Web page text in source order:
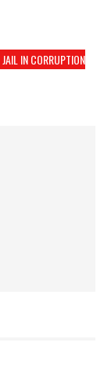
IN CORRUPTION